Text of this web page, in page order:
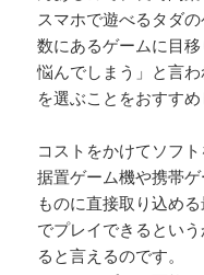
スマホで遊べるタダ
数にあるゲームに目
悩んでしまう」と言
を選ぶことをおすすめ
コストをかけてソフ
据置ゲーム機や携帯
ものに直接取り込め
でプレイできるとい
ると言えるのです。